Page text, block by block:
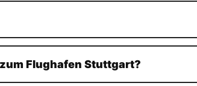
Flughafen Stuttgart?